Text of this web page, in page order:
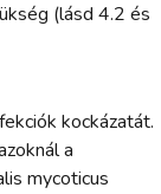
(lásd 4.2 és
kockázatát.
a
mycoticus